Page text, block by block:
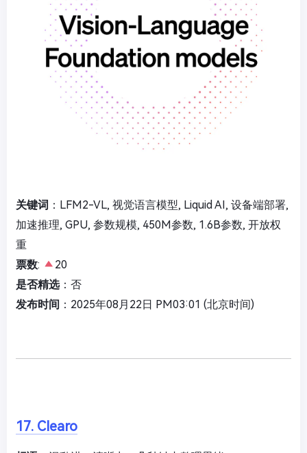
关键词 ：LFM2-VL, 视觉语言模型, Liquid AI, 设备端部署,
加速推理, GPU, 参数规模, 450M参数, 1.6B参数, 开放权
重
票数:
20
是否精选：否
发布时间 ：2025年08月22日 PM03:01 (北京时间)
17. Clearo